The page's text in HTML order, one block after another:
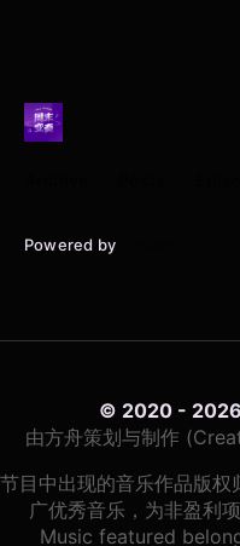
Powered by
© 2020 - 2026
由方舟策划与制作
节目中出现的音乐作品版
广优秀音乐，为非盈利
Music featured